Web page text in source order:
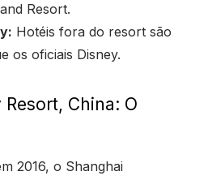
Resort.
Hotéis fora do resort são
os oficiais Disney.
China: O
2016, o Shanghai